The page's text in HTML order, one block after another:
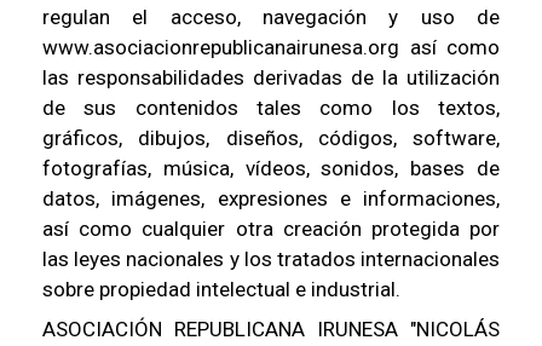
regulan el acceso, navegación y uso de
www.asociacionrepublicanairunesa.org así como
las responsabilidades derivadas de la utilización
de sus contenidos tales como los textos,
gráficos, dibujos, diseños, códigos, software,
fotografías, música, vídeos, sonidos, bases de
datos, imágenes, expresiones e informaciones,
así como cualquier otra creación protegida por
las leyes nacionales y los tratados internacionales
sobre propiedad intelectual e industrial.
ASOCIACIÓN REPUBLICANA IRUNESA "NICOLÁS